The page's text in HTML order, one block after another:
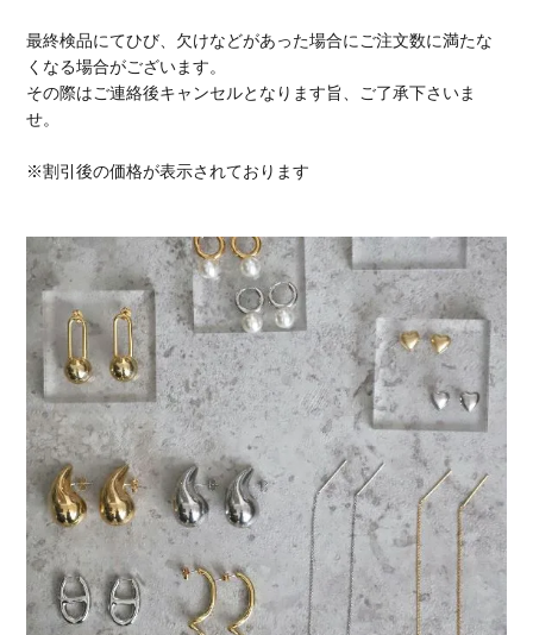
最終検品にてひび、欠けなどがあった場合にご注文数に満たな
くなる場合がございます。
その際はご連絡後キャンセルとなります旨、ご了承下さいま
せ。
※割引後の価格が表示されております